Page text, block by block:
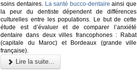
soins dentaires. La santé bucco-dentaire ainsi que
la peur du dentiste dépendent de différences
culturelles entre les populations. Le but de cette
étude est d’évaluer et de comparer l’anxiété
dentaire dans deux villes francophones : Rabat
(capitale du Maroc) et Bordeaux (grande ville
française).
Lire la suite...